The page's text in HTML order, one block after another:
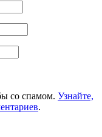
со спамом. Узнайте,
.